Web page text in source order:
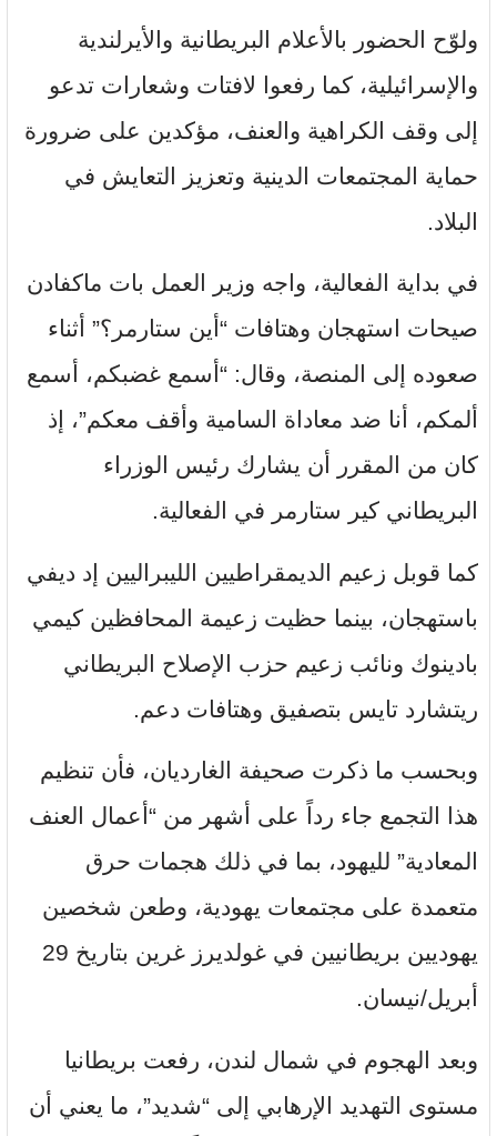
ولوّح الحضور بالأعلام البريطانية والأيرلندية
والإسرائيلية، كما رفعوا لافتات وشعارات تدعو
إلى وقف الكراهية والعنف، مؤكدين على ضرورة
حماية المجتمعات الدينية وتعزيز التعايش في
البلاد.
في بداية الفعالية، واجه وزير العمل بات ماكفادن
صيحات استهجان وهتافات “أين ستارمر؟” أثناء
صعوده إلى المنصة، وقال: “أسمع غضبكم، أسمع
ألمكم، أنا ضد معاداة السامية وأقف معكم”، إذ
كان من المقرر أن يشارك رئيس الوزراء
البريطاني كير ستارمر في الفعالية.
كما قوبل زعيم الديمقراطيين الليبراليين إد ديفي
باستهجان، بينما حظيت زعيمة المحافظين كيمي
بادينوك ونائب زعيم حزب الإصلاح البريطاني
ريتشارد تايس بتصفيق وهتافات دعم.
وبحسب ما ذكرت صحيفة الغارديان، فأن تنظيم
هذا التجمع جاء رداً على أشهر من “أعمال العنف
المعادية” لليهود، بما في ذلك هجمات حرق
متعمدة على مجتمعات يهودية، وطعن شخصين
يهوديين بريطانيين في غولديرز غرين بتاريخ 29
أبريل/نيسان.
وبعد الهجوم في شمال لندن، رفعت بريطانيا
مستوى التهديد الإرهابي إلى “شديد”، ما يعني أن